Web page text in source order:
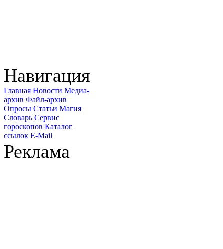
Навигация
Главная Новости Медиа-
архив Файл-архив
Опросы Статьи Магия
Словарь Сервис
гороскопов Каталог
ссылок E-Mail
Реклама